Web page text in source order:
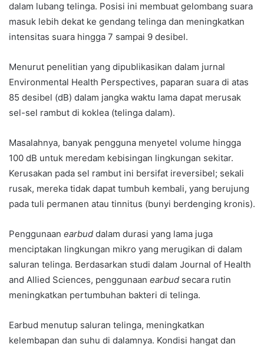
dalam lubang telinga. Posisi ini membuat gelombang suara
masuk lebih dekat ke gendang telinga dan meningkatkan
intensitas suara hingga 7 sampai 9 desibel.
Menurut penelitian yang dipublikasikan dalam jurnal
Environmental Health Perspectives, paparan suara di atas
85 desibel (dB) dalam jangka waktu lama dapat merusak
sel-sel rambut di koklea (telinga dalam).
Masalahnya, banyak pengguna menyetel volume hingga
100 dB untuk meredam kebisingan lingkungan sekitar.
Kerusakan pada sel rambut ini bersifat ireversibel; sekali
rusak, mereka tidak dapat tumbuh kembali, yang berujung
pada tuli permanen atau tinnitus (bunyi berdenging kronis).
Penggunaan earbud dalam durasi yang lama juga
menciptakan lingkungan mikro yang merugikan di dalam
saluran telinga. Berdasarkan studi dalam Journal of Health
and Allied Sciences, penggunaan earbud secara rutin
meningkatkan pertumbuhan bakteri di telinga.
Earbud menutup saluran telinga, meningkatkan
kelembapan dan suhu di dalamnya. Kondisi hangat dan